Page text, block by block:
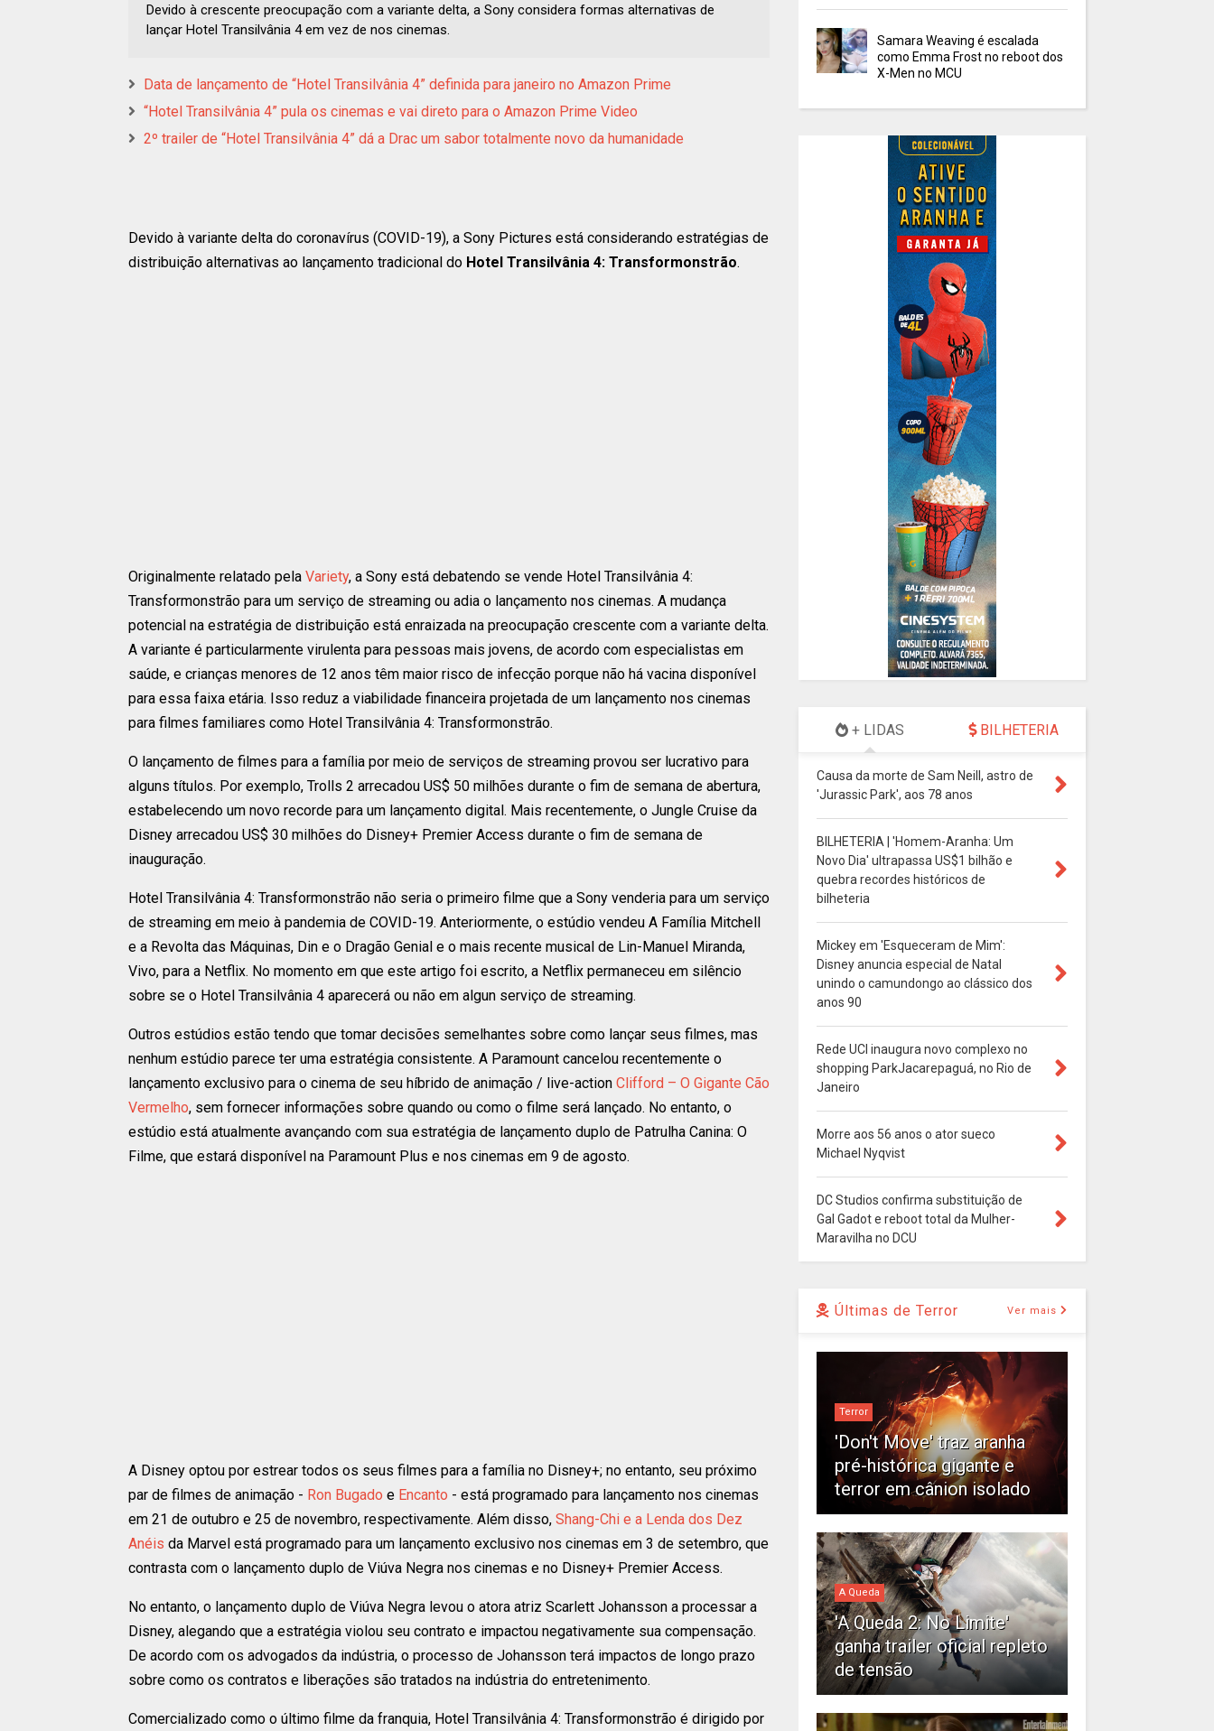
Devido à crescente preocupação com a variante delta, a Sony considera formas alternativas de
lançar Hotel Transilvânia 4 em vez de nos cinemas.
Data de lançamento de “Hotel Transilvânia 4” definida para janeiro no Amazon Prime
“Hotel Transilvânia 4” pula os cinemas e vai direto para o Amazon Prime Video
2º trailer de “Hotel Transilvânia 4” dá a Drac um sabor totalmente novo da humanidade
Devido à variante delta do coronavírus (COVID-19), a Sony Pictures está considerando estratégias de
distribuição alternativas ao lançamento tradicional do Hotel Transilvânia 4: Transformonstrão.
Originalmente relatado pela Variety, a Sony está debatendo se vende Hotel Transilvânia 4:
Transformonstrão para um serviço de streaming ou adia o lançamento nos cinemas. A mudança
potencial na estratégia de distribuição está enraizada na preocupação crescente com a variante delta.
A variante é particularmente virulenta para pessoas mais jovens, de acordo com especialistas em
saúde, e crianças menores de 12 anos têm maior risco de infecção porque não há vacina disponível
para essa faixa etária. Isso reduz a viabilidade financeira projetada de um lançamento nos cinemas
para filmes familiares como Hotel Transilvânia 4: Transformonstrão.
O lançamento de filmes para a família por meio de serviços de streaming provou ser lucrativo para
alguns títulos. Por exemplo, Trolls 2 arrecadou US$ 50 milhões durante o fim de semana de abertura,
estabelecendo um novo recorde para um lançamento digital. Mais recentemente, o Jungle Cruise da
Disney arrecadou US$ 30 milhões do Disney+ Premier Access durante o fim de semana de
inauguração.
Hotel Transilvânia 4: Transformonstrão não seria o primeiro filme que a Sony venderia para um serviço
de streaming em meio à pandemia de COVID-19. Anteriormente, o estúdio vendeu A Família Mitchell
e a Revolta das Máquinas, Din e o Dragão Genial e o mais recente musical de Lin-Manuel Miranda,
Vivo, para a Netflix. No momento em que este artigo foi escrito, a Netflix permaneceu em silêncio
sobre se o Hotel Transilvânia 4 aparecerá ou não em algun serviço de streaming.
Outros estúdios estão tendo que tomar decisões semelhantes sobre como lançar seus filmes, mas
nenhum estúdio parece ter uma estratégia consistente. A Paramount cancelou recentemente o
lançamento exclusivo para o cinema de seu híbrido de animação / live-action Clifford – O Gigante Cão
Vermelho, sem fornecer informações sobre quando ou como o filme será lançado. No entanto, o
estúdio está atualmente avançando com sua estratégia de lançamento duplo de Patrulha Canina: O
Filme, que estará disponível na Paramount Plus e nos cinemas em 9 de agosto.
A Disney optou por estrear todos os seus filmes para a família no Disney+; no entanto, seu próximo
par de filmes de animação - Ron Bugado e Encanto - está programado para lançamento nos cinemas
em 21 de outubro e 25 de novembro, respectivamente. Além disso, Shang-Chi e a Lenda dos Dez
Anéis da Marvel está programado para um lançamento exclusivo nos cinemas em 3 de setembro, que
contrasta com o lançamento duplo de Viúva Negra nos cinemas e no Disney+ Premier Access.
No entanto, o lançamento duplo de Viúva Negra levou o atora atriz Scarlett Johansson a processar a
Disney, alegando que a estratégia violou seu contrato e impactou negativamente sua compensação.
De acordo com os advogados da indústria, o processo de Johansson terá impactos de longo prazo
sobre como os contratos e liberações são tratados na indústria do entretenimento.
Comercializado como o último filme da franquia, Hotel Transilvânia 4: Transformonstrão é dirigido por
Samara Weaving é escalada
como Emma Frost no reboot dos
X-Men no MCU
+ LIDAS BILHETERIA
Causa da morte de Sam Neill, astro de
'Jurassic Park', aos 78 anos
BILHETERIA | 'Homem-Aranha: Um
Novo Dia' ultrapassa US$1 bilhão e
quebra recordes históricos de
bilheteria
Mickey em 'Esqueceram de Mim':
Disney anuncia especial de Natal
unindo o camundongo ao clássico dos
anos 90
Rede UCI inaugura novo complexo no
shopping ParkJacarepaguá, no Rio de
Janeiro
Morre aos 56 anos o ator sueco
Michael Nyqvist
DC Studios confirma substituição de
Gal Gadot e reboot total da Mulher-
Maravilha no DCU
Últimas de Terror Ver mais
Terror
'Don't Move' traz aranha
pré-histórica gigante e
terror em cânion isolado
A Queda
'A Queda 2: No Limite'
ganha trailer oficial repleto
de tensão